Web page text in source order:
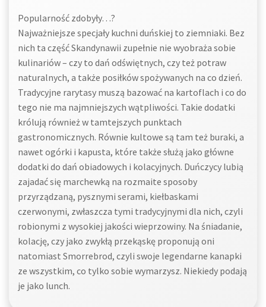
Popularność zdobyły…?
Najważniejsze specjały kuchni duńskiej to ziemniaki. Bez
nich ta część Skandynawii zupełnie nie wyobraża sobie
kulinariów – czy to dań odświętnych, czy też potraw
naturalnych, a także posiłków spożywanych na co dzień.
Tradycyjne rarytasy muszą bazować na kartoflach i co do
tego nie ma najmniejszych wątpliwości. Takie dodatki
królują również w tamtejszych punktach
gastronomicznych. Równie kultowe są tam też buraki, a
nawet ogórki i kapusta, które także służą jako główne
dodatki do dań obiadowych i kolacyjnych. Duńczycy lubią
zajadać się marchewką na rozmaite sposoby
przyrządzaną, pysznymi serami, kiełbaskami
czerwonymi, zwłaszcza tymi tradycyjnymi dla nich, czyli
robionymi z wysokiej jakości wieprzowiny. Na śniadanie,
kolację, czy jako zwykłą przekąskę proponują oni
natomiast Smorrebrod, czyli swoje legendarne kanapki
ze wszystkim, co tylko sobie wymarzysz. Niekiedy podają
je jako lunch.